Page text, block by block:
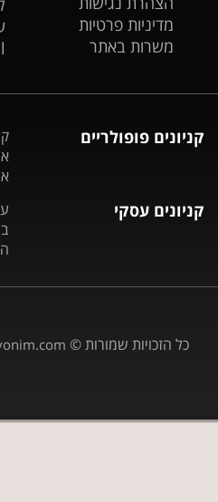
מדיניות פרטיות
משרות באתר
קניונים פופולריים
קניונים עסקי
כל הזכויות שמורות ©